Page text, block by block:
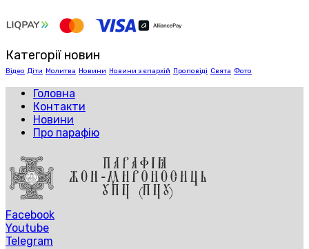
Категорії новин
Відео Діти Молитва Новини Новини з єпархій Проповіді Свята Фото
Головна
Контакти
Новини
Про парафію
Facebook
Youtube
Telegram